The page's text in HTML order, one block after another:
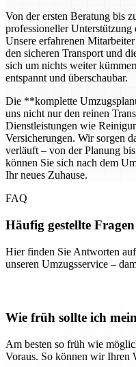
Von der ersten Beratung bis
professioneller
Unsere erfahrenen
den sicheren Transport und
sich um nichts weiter
entspannt und überschaubar.
Die **komplette
uns nicht nur den reinen
Dienstleistungen wie
Versicherungen. Wir sorgen
verläuft – von der Planung
können Sie sich nach dem
Ihr neues Zuhause.
FAQ
Häufig gestellte Fragen
Hier finden Sie Antworten
unseren Umzugsservice –
Wie früh sollte ich
Am besten so früh wie
Voraus. So können wir Ihren